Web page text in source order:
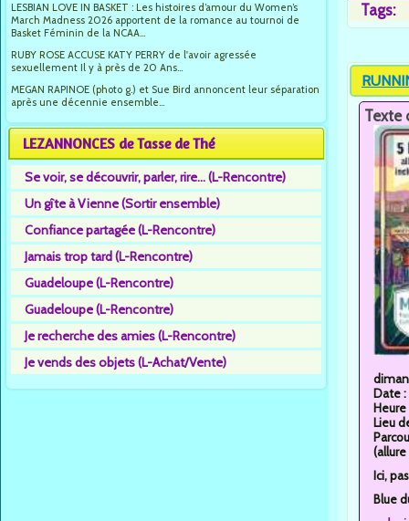
LESBIAN LOVE IN BASKET : Les histoires d’amour du Women’s
March Madness 2026 apportent de la romance au tournoi de
Basket Féminin de la NCAA...
RUBY ROSE ACCUSE KATY PERRY de l'avoir agressée
sexuellement Il y à près de 20 Ans...
MEGAN RAPINOE (photo g.) et Sue Bird annoncent leur séparation
après une décennie ensemble...
LEZANNONCES de Tasse de Thé
Se voir, se découvrir, parler, rire... (L-Rencontre)
Un gîte à Vienne (Sortir ensemble)
Confiance partagée (L-Rencontre)
Jamais trop tard (L-Rencontre)
Guadeloupe (L-Rencontre)
Guadeloupe (L-Rencontre)
Je recherche des amies (L-Rencontre)
Je vends des objets (L-Achat/Vente)
Tags:
Texte
Date :
Heure
Lieu
Ici,
Blue